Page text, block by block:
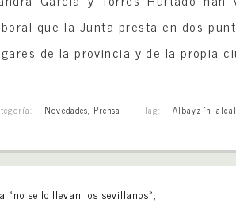
que la Junta presta en dos
de la provincia y de la propia
Novedades, Prensa Tag: Albayzín,
«no se lo llevan los sevillanos»,